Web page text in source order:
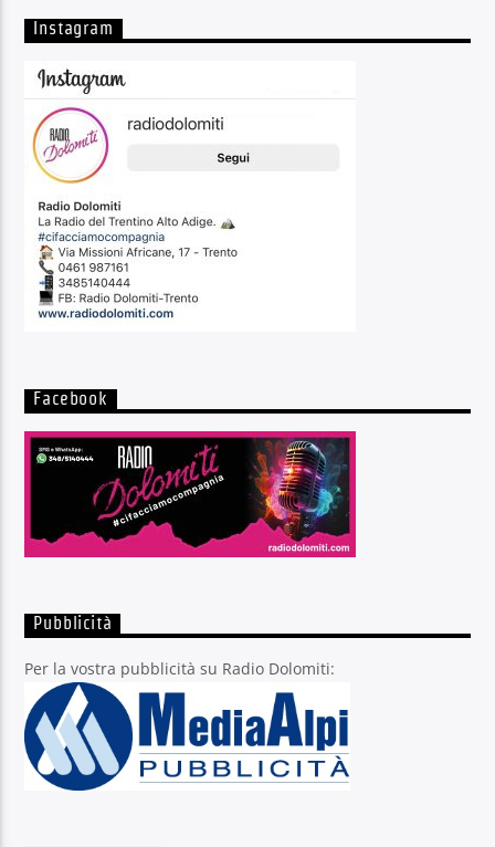
Instagram
Facebook
Pubblicità
Per la vostra pubblicità su Radio Dolomiti: